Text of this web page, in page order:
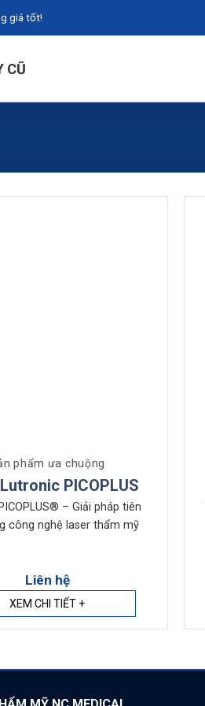
giá tốt!
CŨ
phẩm ưa chuộng
PICOPLUS
– Giải pháp tiên
công nghệ laser thẩm mỹ
Liên hệ
XEM CHI TIẾT +